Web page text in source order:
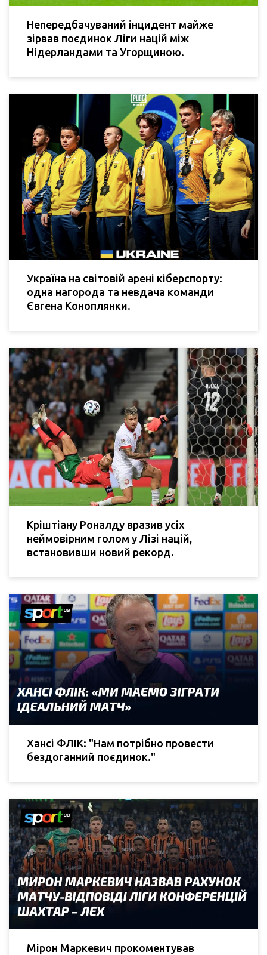
Непередбачуваний інцидент майже
зірвав поєдинок Ліги націй між
Нідерландами та Угорщиною.
Україна на світовій арені кіберспорту:
одна нагорода та невдача команди
Євгена Коноплянки.
Кріштіану Роналду вразив усіх
неймовірним голом у Лізі націй,
встановивши новий рекорд.
Хансі ФЛІК: "Нам потрібно провести
бездоганний поєдинок."
Мірон Маркевич прокоментував